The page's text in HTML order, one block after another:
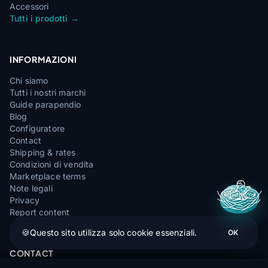
Accessori
Tutti i prodotti →
INFORMAZIONI
Chi siamo
Tutti i nostri marchi
Guide parapendio
Blog
Configuratore
Contact
Shipping & rates
Condizioni di vendita
Marketplace terms
Note legali
Privacy
Report content
CONTACT
🍪Questo sito utilizza solo cookie essenziali. OK